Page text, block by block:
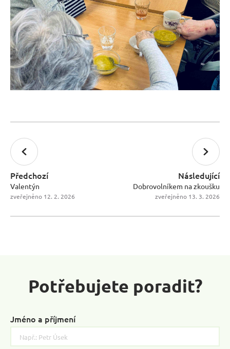
Předchozí
Valentýn
zveřejněno 12. 2. 2026
Následující
Dobrovolníkem na zkoušku
zveřejněno 13. 3. 2026
Potřebujete poradit?
Jméno a příjmení